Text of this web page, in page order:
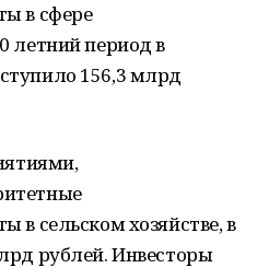
в сфере
летний период в
156,3 млрд
в сельском хозяйстве, в
рублей. Инвесторы